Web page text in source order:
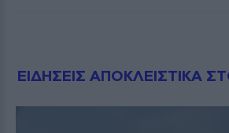
ΕΙΔΗΣΕΙΣ ΑΠΟΚΛΕΙΣΤΙΚΑ